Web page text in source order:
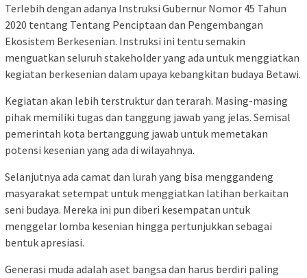
Terlebih dengan adanya Instruksi Gubernur Nomor 45 Tahun
2020 tentang Tentang Penciptaan dan Pengembangan
Ekosistem Berkesenian. Instruksi ini tentu semakin
menguatkan seluruh stakeholder yang ada untuk menggiatkan
kegiatan berkesenian dalam upaya kebangkitan budaya Betawi.
Kegiatan akan lebih terstruktur dan terarah. Masing-masing
pihak memiliki tugas dan tanggung jawab yang jelas. Semisal
pemerintah kota bertanggung jawab untuk memetakan
potensi kesenian yang ada di wilayahnya.
Selanjutnya ada camat dan lurah yang bisa menggandeng
masyarakat setempat untuk menggiatkan latihan berkaitan
seni budaya. Mereka ini pun diberi kesempatan untuk
menggelar lomba kesenian hingga pertunjukkan sebagai
bentuk apresiasi.
Generasi muda adalah aset bangsa dan harus berdiri paling